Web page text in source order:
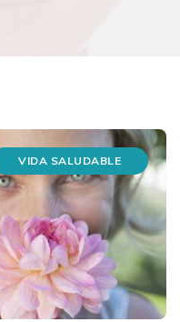
VIDA SALUDABLE